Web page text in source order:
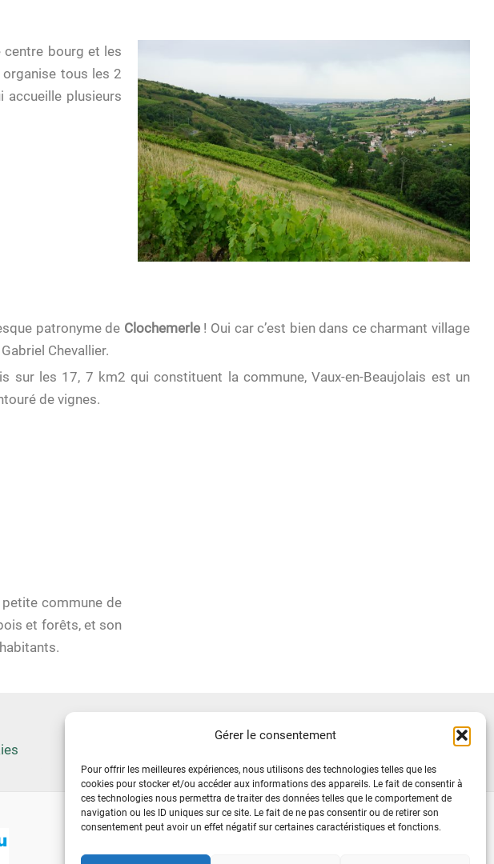
Gérer le consentement
Pour offrir les meilleures expériences, nous utilisons des technologies telles que les
cookies pour stocker et/ou accéder aux informations des appareils. Le fait de consentir à
ces technologies nous permettra de traiter des données telles que le comportement de
navigation ou les ID uniques sur ce site. Le fait de ne pas consentir ou de retirer son
consentement peut avoir un effet négatif sur certaines caractéristiques et fonctions.
centre bourg et les
tous les 2
accueille plusieurs
patronyme de Clochemerle! Oui car c’est bien dans ce charmant village
Chevallier.
sur les 17, 7 km2 qui constituent la commune, Vaux-en-Beaujolais est un
de vignes.
petite commune de
et forêts, et son